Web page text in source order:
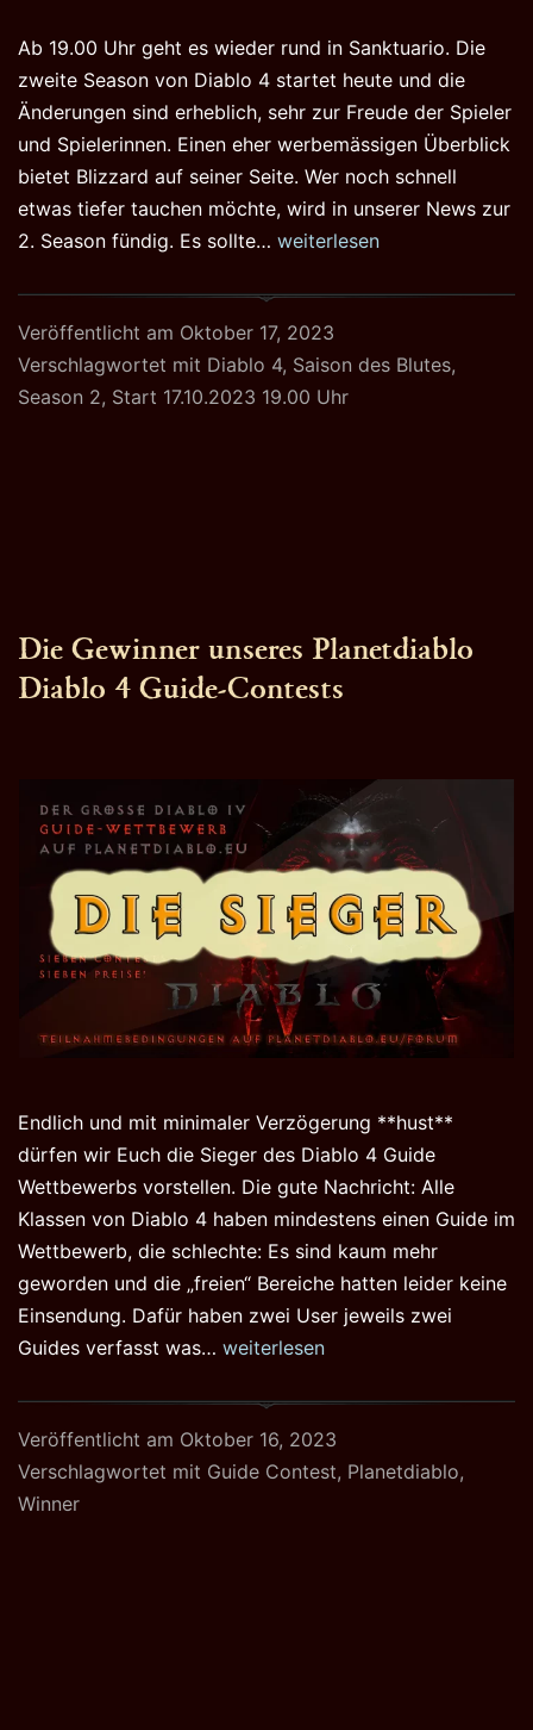
Ab 19.00 Uhr geht es wieder rund in Sanktuario. Die
zweite Season von Diablo 4 startet heute und die
Änderungen sind erheblich, sehr zur Freude der Spieler
und Spielerinnen. Einen eher werbemässigen Überblick
bietet Blizzard auf seiner Seite. Wer noch schnell
etwas tiefer tauchen möchte, wird in unserer News zur
2. Season fündig. Es sollte… Diablo
Saison
des
Blutes
startet
weiterlesen
Veröffentlicht am Oktober 17, 2023
Verschlagwortet mit Diablo 4, Saison des Blutes,
Season 2, Start 17.10.2023 19.00 Uhr
Die Gewinner unseres Planetdiablo
Diablo 4 Guide-Contests
Endlich und mit minimaler Verzögerung **hust**
dürfen wir Euch die Sieger des Diablo 4 Guide
Wettbewerbs vorstellen. Die gute Nachricht: Alle
Klassen von Diablo 4 haben mindestens einen Guide im
Wettbewerb, die schlechte: Es sind kaum mehr
geworden und die „freien“ Bereiche hatten leider keine
Einsendung. Dafür haben zwei User jeweils zwei
Guides verfasst was… Die
unseres
Planetdiablo
Diablo
weiterlesen
Veröffentlicht am Oktober 16, 2023
Verschlagwortet mit Guide Contest, Planetdiablo,
Winner